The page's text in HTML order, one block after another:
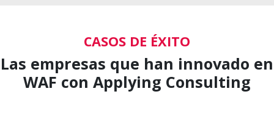
CASOS DE ÉXITO
Las empresas que han innovado en
WAF con Applying Consulting